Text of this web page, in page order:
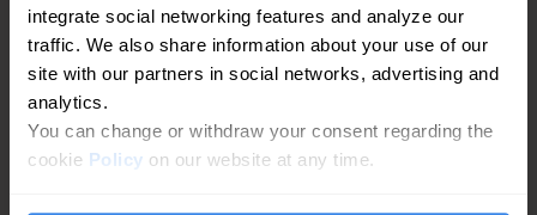
integrate social networking features and analyze our
traffic. We also share information about your use of our
site with our partners in social networks, advertising and
analytics.
You can change or withdraw your consent regarding the
cookie Policy on our website at any time.
Getpin diseñadas para claridad y velocidad. Introduce
palabras clave, tono o número de palabras — el sistema
prepara un borrador listo para editar.
Ideal para: